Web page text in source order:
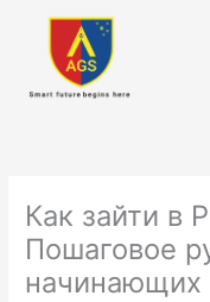
content
Как зайти в
Пошаговое
начинающих